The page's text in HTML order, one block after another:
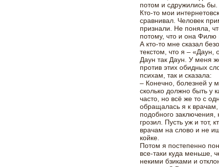
потом и сдружились
Кто-то мои
сравнивал. Человек
признали. Не поняла,
потому, что и она
А кто-то мне сказал
текстом, что я – «Даун,
Даун так Даун. У меня
против этих обидных
психам, так и сказала:
– Конечно, болезней у
сколько должно быть у
часто, но всё же то с
обращалась я к
подобного
грозил. Пусть уж и тот,
врачам на слово и не
койке.
Потом я постепенно
все-таки куда меньше,
некими бзиками и